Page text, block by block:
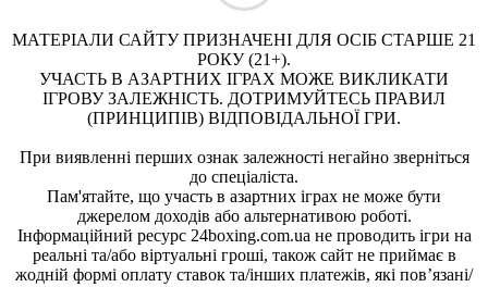
МАТЕРІАЛИ САЙТУ ПРИЗНАЧЕНІ ДЛЯ ОСІБ СТАРШЕ 21
РОКУ (21+).
УЧАСТЬ В АЗАРТНИХ ІГРАХ МОЖЕ ВИКЛИКАТИ
ІГРОВУ ЗАЛЕЖНІСТЬ. ДОТРИМУЙТЕСЬ ПРАВИЛ
(ПРИНЦИПІВ) ВІДПОВІДАЛЬНОЇ ГРИ.
При виявленні перших ознак залежності негайно зверніться
до спеціаліста.
Пам'ятайте, що участь в азартних іграх не може бути
джерелом доходів або альтернативою роботі.
Інформаційний ресурс 24boxing.com.ua не проводить ігри на
реальні та/або віртуальні гроші, також сайт не приймає в
жодній формі оплату ставок та/інших платежів, які пов’язані/